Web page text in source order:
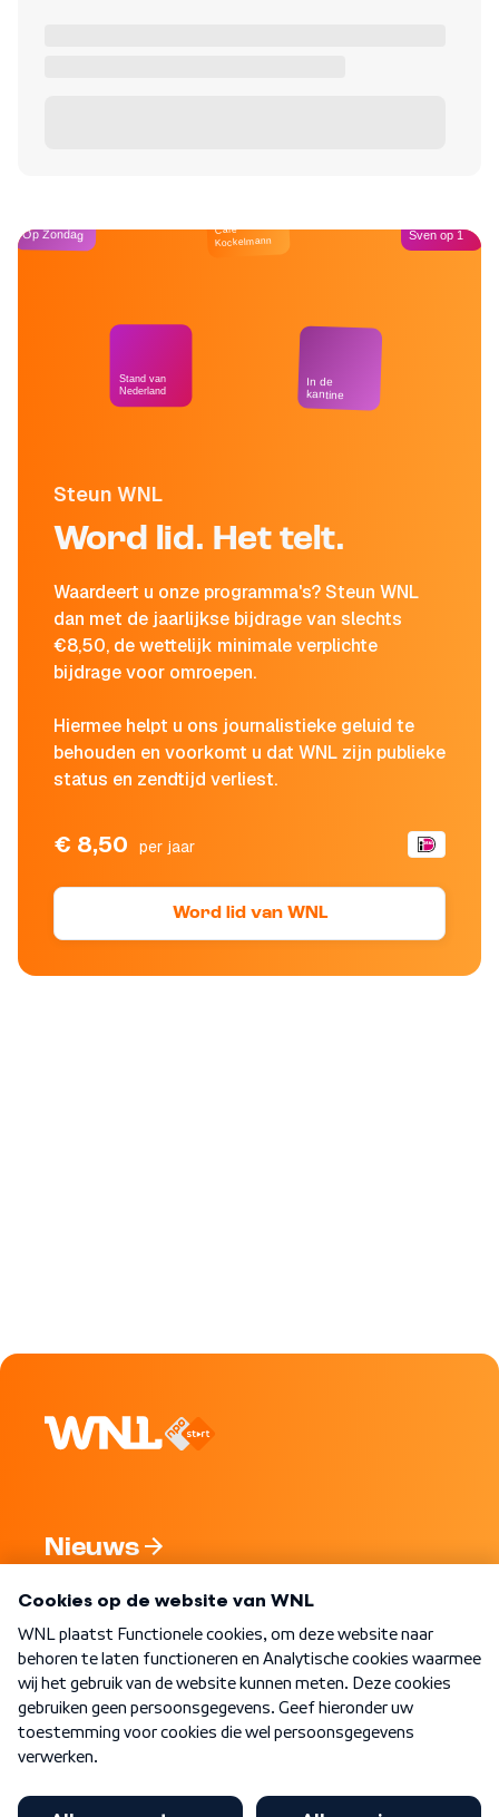
Steun WNL
Word lid. Het telt.
Waardeert u onze programma's? Steun WNL
dan met de jaarlijkse bijdrage van slechts
€8,50, de wettelijk minimale verplichte
bijdrage voor omroepen.
Hiermee helpt u ons journalistieke geluid te
behouden en voorkomt u dat WNL zijn publieke
status en zendtijd verliest.
€ 8,50 per jaar
Word lid van WNL
Op Zondag
Stand van
Nederland
Café
Kockelmann
In de
kantine
Sven op 1
Nieuws
Nieuwsbrief
Word Lid